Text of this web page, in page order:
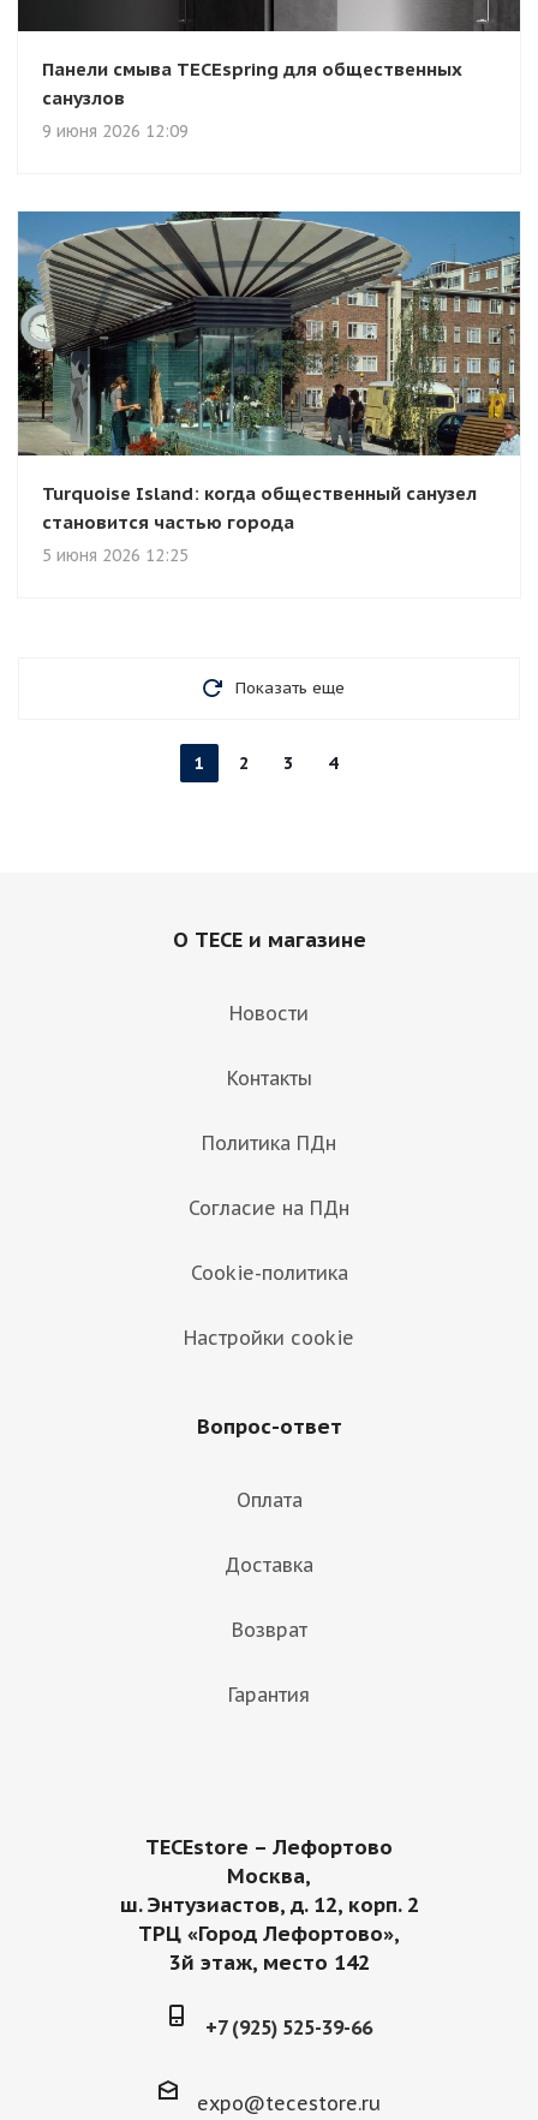
Панели смыва TECEspring для общественных
санузлов
9 июня 2026 12:09
Turquoise Island: когда общественный санузел
становится частью города
5 июня 2026 12:25
Показать еще
1 2 3 4
О TECE и магазине
Новости
Контакты
Политика ПДн
Согласие на ПДн
Cookie-политика
Настройки cookie
Вопрос-ответ
Оплата
Доставка
Возврат
Гарантия
TECEstore – Лефортово
Москва,
ш. Энтузиастов, д. 12, корп. 2
ТРЦ «Город Лефортово»,
3й этаж, место 142
+7 (925) 525-39-66
expo@tecestore.ru